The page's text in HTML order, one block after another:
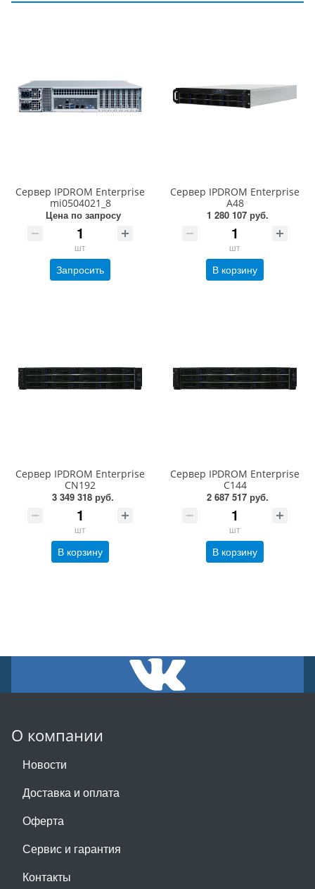
Сервер IPDROM Enterprise
mi0504021_8
Цена по запросу
шт
Запросить
Сервер IPDROM Enterprise
A48
1 280 107 руб.
шт
В корзину
Сервер IPDROM Enterprise
CN192
3 349 318 руб.
шт
В корзину
Сервер IPDROM Enterprise
C144
2 687 517 руб.
шт
В корзину
О компании
Новости
Доставка и оплата
Оферта
Сервис и гарантия
Контакты